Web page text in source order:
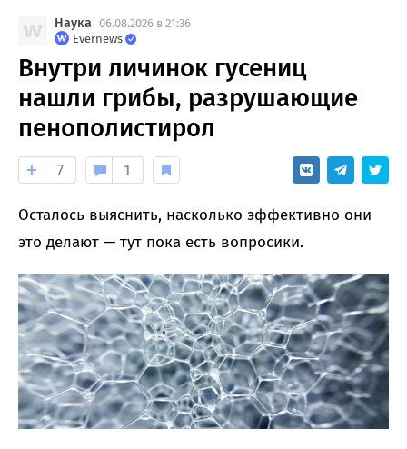
Наука 06.08.2026 в 21:36
Evernews
Внутри личинок гусениц
нашли грибы, разрушающие
пенополистирол
7 1
Осталось выяснить, насколько эффективно они
это делают — тут пока есть вопросики.